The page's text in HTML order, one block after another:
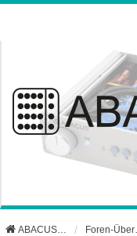
ABACUS Webseite